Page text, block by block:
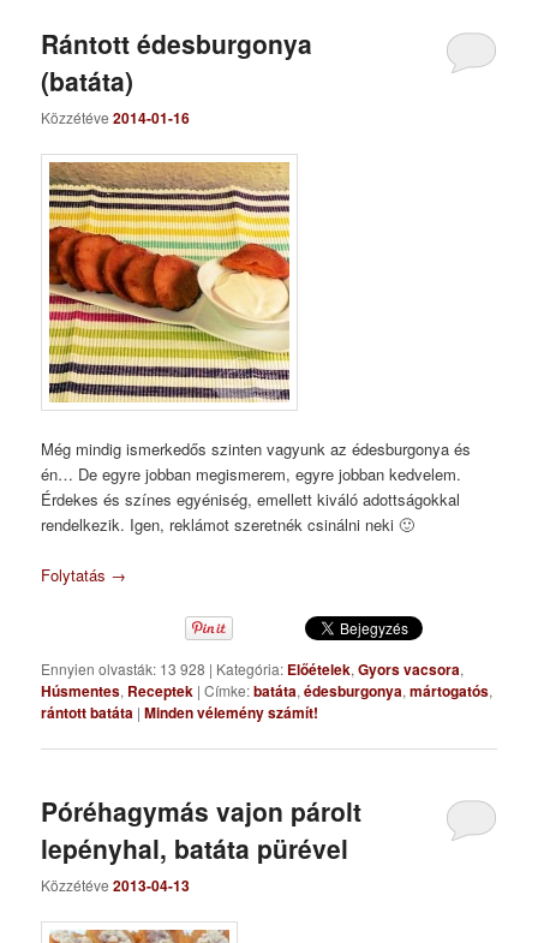
Rántott édesburgonya
(batáta)
Közzétéve2014-01-16
Még mindig ismerkedős szinten vagyunk az édesburgonya és
én… De egyre jobban megismerem, egyre jobban kedvelem.
Érdekes és színes egyéniség, emellett kiváló adottságokkal
rendelkezik. Igen, reklámot szeretnék csinálni neki 🙂
Folytatás →
Ennyien olvasták: 13 928 | Kategória: Előételek,Gyors vacsora,
Húsmentes, Receptek |Címke:batáta,édesburgonya,mártogatós,
rántott batáta |Minden vélemény számít!
Póréhagymás vajon párolt
lepényhal, batáta pürével
Közzétéve2013-04-13